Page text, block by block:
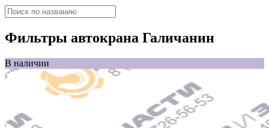
Фильтры автокрана Галичанин
В наличии